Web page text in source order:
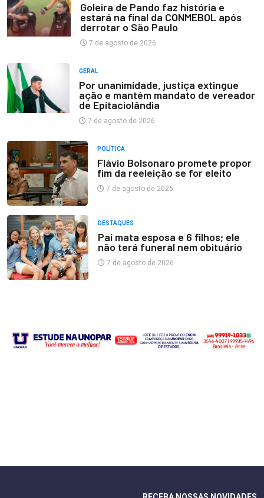
Goleira de Pando faz história e
estará na final da CONMEBOL após
derrotar o São Paulo
7 de agosto de 2026
GERAL
Por unanimidade, justiça extingue
ação e mantém mandato de vereador
de Epitaciolândia
7 de agosto de 2026
POLÍTICA
Flávio Bolsonaro promete propor
fim da reeleição se for eleito
7 de agosto de 2026
DESTAQUES
Pai mata esposa e 6 filhos; ele
não terá funeral nem obituário
7 de agosto de 2026